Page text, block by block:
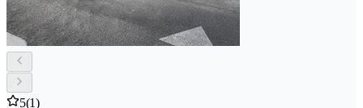
5(1)